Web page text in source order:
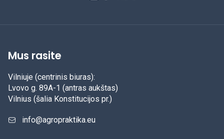
Mus rasite
Vilniuje (centrinis biuras):
Lvovo g. 89A-1 (antras aukštas)
Vilnius (šalia Konstitucijos pr.)
info@agropraktika.eu